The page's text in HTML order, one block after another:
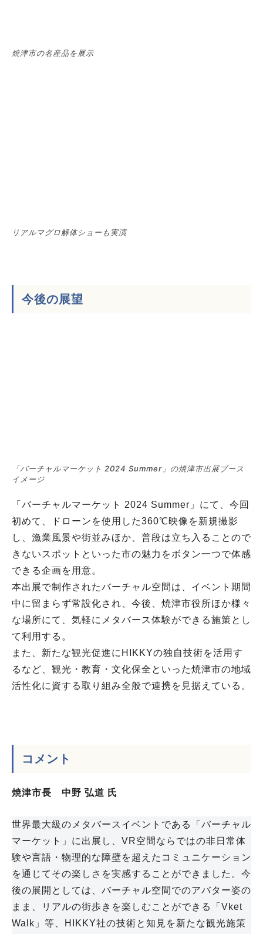
焼津市の名産品を展示
リアルマグロ解体ショーも実演
今後の展望
「バーチャルマーケット 2024 Summer」の焼津市出展ブース
イメージ
「バーチャルマーケット 2024 Summer」にて、今回
初めて、ドローンを使用した360℃映像を新規撮影
し、漁業風景や街並みほか、普段は立ち入ることので
きないスポットといった市の魅力をボタン一つで体感
できる企画を用意。
本出展で制作されたバーチャル空間は、イベント期間
中に留まらず常設化され、今後、焼津市役所ほか様々
な場所にて、気軽にメタバース体験ができる施策とし
て利用する。
また、新たな観光促進にHIKKYの独自技術を活用す
るなど、観光・教育・文化保全といった焼津市の地域
活性化に資する取り組み全般で連携を見据えている。
コメント
焼津市長 中野 弘道 氏
世界最大級のメタバースイベントである「バーチャル
マーケット」に出展し、VR空間ならではの非日常体
験や言語・物理的な障壁を超えたコミュニケーション
を通じてその楽しさを実感することができました。今
後の展開としては、バーチャル空間でのアバター姿の
まま、リアルの街歩きを楽しむことができる「Vket
Walk」等、HIKKY社の技術と知見を新たな観光施策